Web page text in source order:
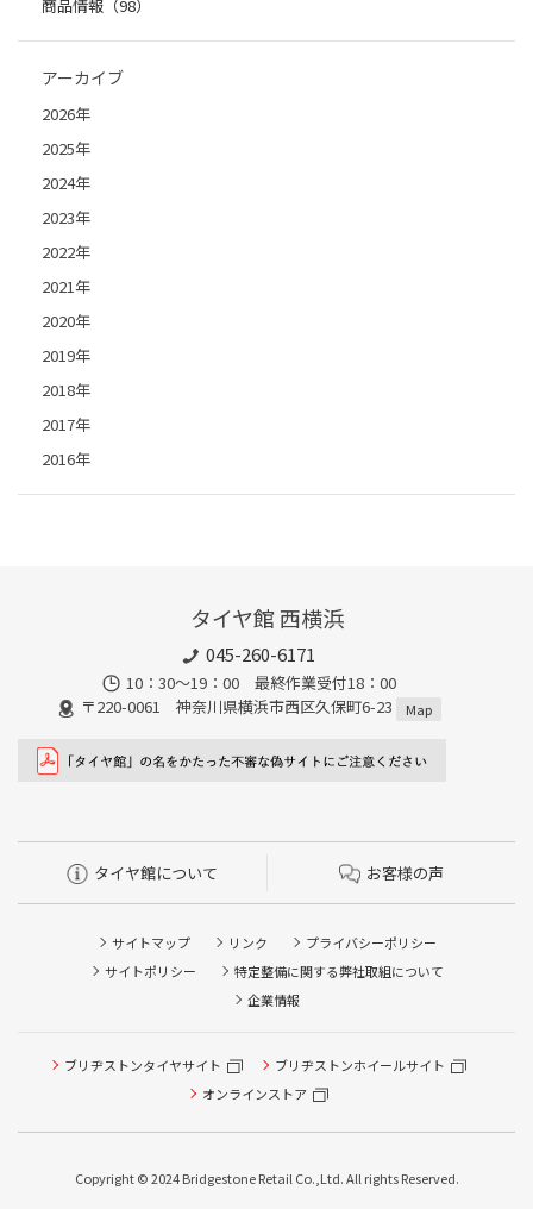
商品情報（98）
アーカイブ
2026年
2025年
2024年
2023年
2022年
2021年
2020年
2019年
2018年
2017年
2016年
タイヤ館 西横浜
045-260-6171
10：30～19：00 最終作業受付18：00
〒220-0061 神奈川県横浜市西区久保町6-23
Map
タイヤ館について お客様の声
サイトマップ リンク
プライバシーポリシー
サイトポリシー
特定整備に関する弊社取組について
企業情報
ブリヂストンタイヤサイト
ブリヂストンホイールサイト
オンラインストア
Copyright © 2024 Bridgestone Retail Co.,Ltd. All rights Reserved.
タイヤ点検・安全点検/タイヤ履き替え/オイル交換/その他
ピット作業の予約
本日のタイヤ履き替え順番待ち予約 ※クローク契約会員の